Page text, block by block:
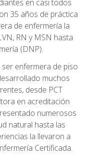
en casi todos
35 años de práctica
de enfermería la
RN y MSN hasta
(DNP).
enfermera de piso
muchos
desde PCT
en acreditación
numerosos
natural hasta las
la llevaron a
Certificada.